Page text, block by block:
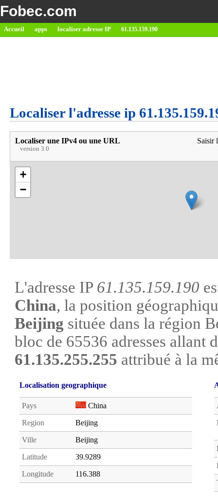
Fobec.com
Accueil apps localiser adresse IP 61.135.159.190
Localiser l'adresse ip
Localiser une IPv4 ou une URL
version 3.0
Saisir
+
−
L'adresse IP 61.135.159.190
China, la position
Beijing située dans la région
bloc de 65536 adresses allant
61.135.255.255 attribué à la
Localisation geographique
Pays China
Region Beijing
Ville Beijing
Latitude 39.9289
Longitude 116.388